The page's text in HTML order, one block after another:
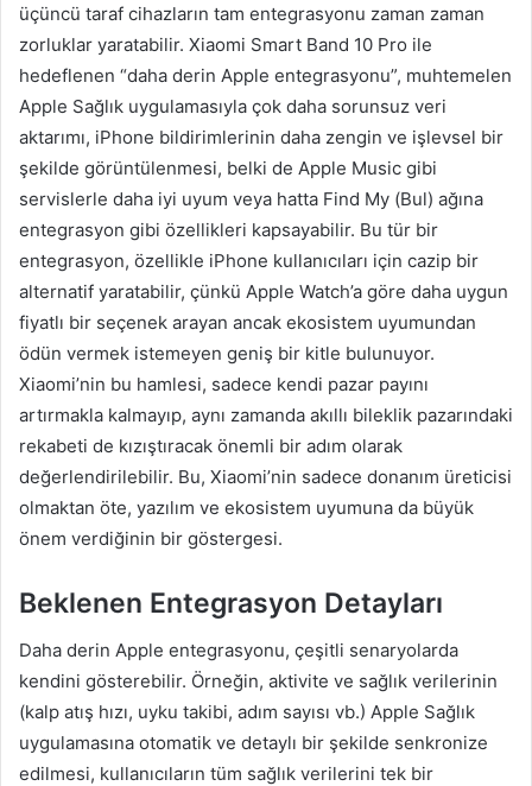
üçüncü taraf cihazların tam entegrasyonu zaman zaman
zorluklar yaratabilir. Xiaomi Smart Band 10 Pro ile
hedeflenen “daha derin Apple entegrasyonu”, muhtemelen
Apple Sağlık uygulamasıyla çok daha sorunsuz veri
aktarımı, iPhone bildirimlerinin daha zengin ve işlevsel bir
şekilde görüntülenmesi, belki de Apple Music gibi
servislerle daha iyi uyum veya hatta Find My (Bul) ağına
entegrasyon gibi özellikleri kapsayabilir. Bu tür bir
entegrasyon, özellikle iPhone kullanıcıları için cazip bir
alternatif yaratabilir, çünkü Apple Watch’a göre daha uygun
fiyatlı bir seçenek arayan ancak ekosistem uyumundan
ödün vermek istemeyen geniş bir kitle bulunuyor.
Xiaomi’nin bu hamlesi, sadece kendi pazar payını
artırmakla kalmayıp, aynı zamanda akıllı bileklik pazarındaki
rekabeti de kızıştıracak önemli bir adım olarak
değerlendirilebilir. Bu, Xiaomi’nin sadece donanım üreticisi
olmaktan öte, yazılım ve ekosistem uyumuna da büyük
önem verdiğinin bir göstergesi.
Beklenen Entegrasyon Detayları
Daha derin Apple entegrasyonu, çeşitli senaryolarda
kendini gösterebilir. Örneğin, aktivite ve sağlık verilerinin
(kalp atış hızı, uyku takibi, adım sayısı vb.) Apple Sağlık
uygulamasına otomatik ve detaylı bir şekilde senkronize
edilmesi, kullanıcıların tüm sağlık verilerini tek bir